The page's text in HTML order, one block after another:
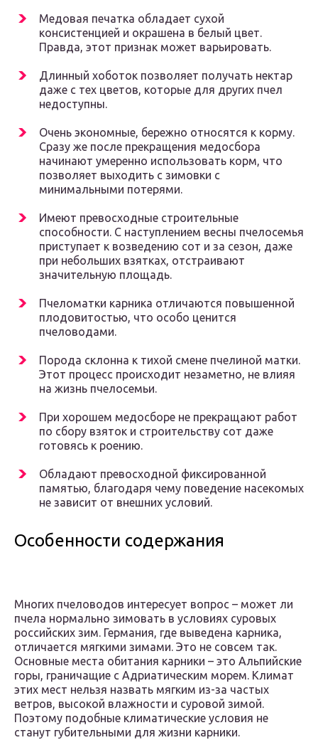
Медовая печатка обладает сухой
консистенцией и окрашена в белый цвет.
Правда, этот признак может варьировать.
Длинный хоботок позволяет получать нектар
даже с тех цветов, которые для других пчел
недоступны.
Очень экономные, бережно относятся к корму.
Сразу же после прекращения медосбора
начинают умеренно использовать корм, что
позволяет выходить с зимовки с
минимальными потерями.
Имеют превосходные строительные
способности. С наступлением весны пчелосемья
приступает к возведению сот и за сезон, даже
при небольших взятках, отстраивают
значительную площадь.
Пчеломатки карника отличаются повышенной
плодовитостью, что особо ценится
пчеловодами.
Порода склонна к тихой смене пчелиной матки.
Этот процесс происходит незаметно, не влияя
на жизнь пчелосемьи.
При хорошем медосборе не прекращают работ
по сбору взяток и строительству сот даже
готовясь к роению.
Обладают превосходной фиксированной
памятью, благодаря чему поведение насекомых
не зависит от внешних условий.
Особенности содержания
Многих пчеловодов интересует вопрос – может ли
пчела нормально зимовать в условиях суровых
российских зим. Германия, где выведена карника,
отличается мягкими зимами. Это не совсем так.
Основные места обитания карники – это Альпийские
горы, граничащие с Адриатическим морем. Климат
этих мест нельзя назвать мягким из-за частых
ветров, высокой влажности и суровой зимой.
Поэтому подобные климатические условия не
станут губительными для жизни карники.